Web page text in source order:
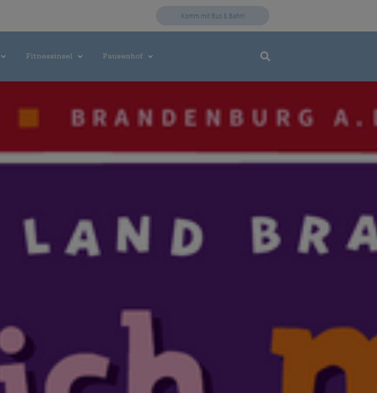
Komm mit Bus & Bahn!
Fitnessinsel Pausenhof